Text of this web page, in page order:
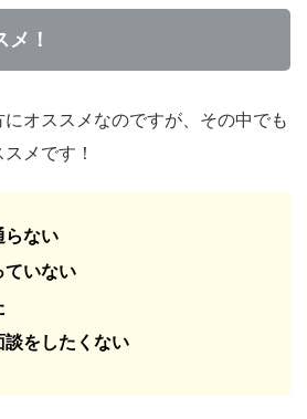
！
オススメなのですが、その中でも
メです！
らない
ていない
談をしたくない